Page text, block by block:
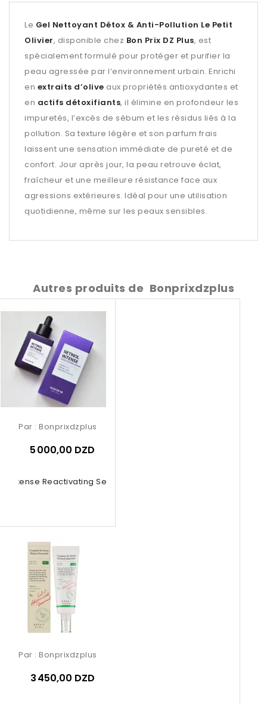
Le Gel Nettoyant Détox & Anti-Pollution Le Petit
Olivier, disponible chez Bon Prix DZ Plus, est
spécialement formulé pour protéger et purifier la
peau agressée par l’environnement urbain. Enrichi
en extraits d’olive aux propriétés antioxydantes et
en actifs détoxifiants, il élimine en profondeur les
impuretés, l’excès de sébum et les résidus liés à la
pollution. Sa texture légère et son parfum frais
laissent une sensation immédiate de pureté et de
confort. Jour après jour, la peau retrouve éclat,
fraîcheur et une meilleure résistance face aux
agressions extérieures. Idéal pour une utilisation
quotidienne, même sur les peaux sensibles.
Autres produits de Bonprixdzplus
Intense Reactivating Serum 30ml
Par : Bonprixdzplus
5 000,00 DZD
Par : Bonprixdzplus
3 450,00 DZD